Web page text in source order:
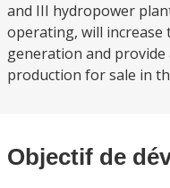
and III hydropower
operating, will
generation and
production for sale in
Objectif de